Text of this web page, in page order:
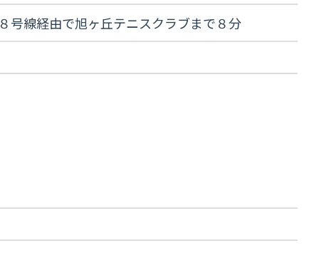
号線経由で旭ヶ丘テニスクラブまで８分